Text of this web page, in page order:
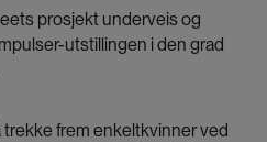
prosjekt underveis og
utstillingen i den grad
frem enkeltkvinner ved